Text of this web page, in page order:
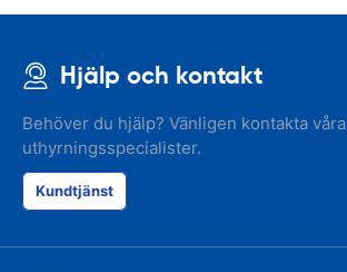
Hjälp och kontakt
Behöver du hjälp? Vänligen kontakta våra
uthyrningsspecialister.
Kundtjänst